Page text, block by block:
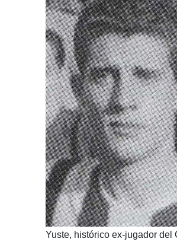
Yuste, histórico ex-jugador del